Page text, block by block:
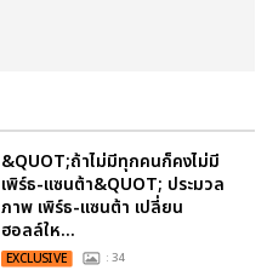
&QUOT;ถ้าไม่มีทุกคนก็คงไม่มี
เพิร์ธ-แซนต้า&QUOT; ประมวล
ภาพ เพิร์ธ-แซนต้า เปลี่ยน
ฮอลล์ให...
EXCLUSIVE : 34